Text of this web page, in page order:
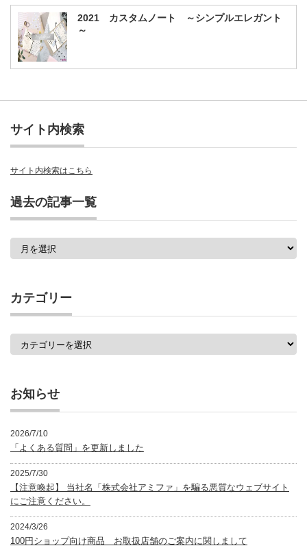
2021 カスタムノート ～シンプルエレガント
～
サイト内検索
サイト内検索はこちら
過去の記事一覧
一
覧
カテゴリー
お知らせ
2026/7/10
「よくある質問」を更新しました
2025/7/30
【注意喚起】 当社名「株式会社アミファ」を騙る悪質なウェブサイト
にご注意ください。
2024/3/26
100円ショップ向け商品 お取扱店舗のご案内に関しまして